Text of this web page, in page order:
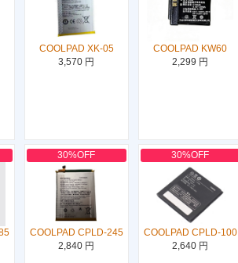
COOLPAD XK-05
3,570 円
COOLPAD KW60
2,299 円
30%OFF
COOLPAD CPLD-245
2,840 円
30%OFF
COOLPAD CPLD-100
2,640 円